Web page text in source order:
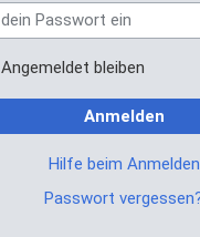
Angemeldet bleiben
Anmelden
Hilfe beim Anmelden
Passwort